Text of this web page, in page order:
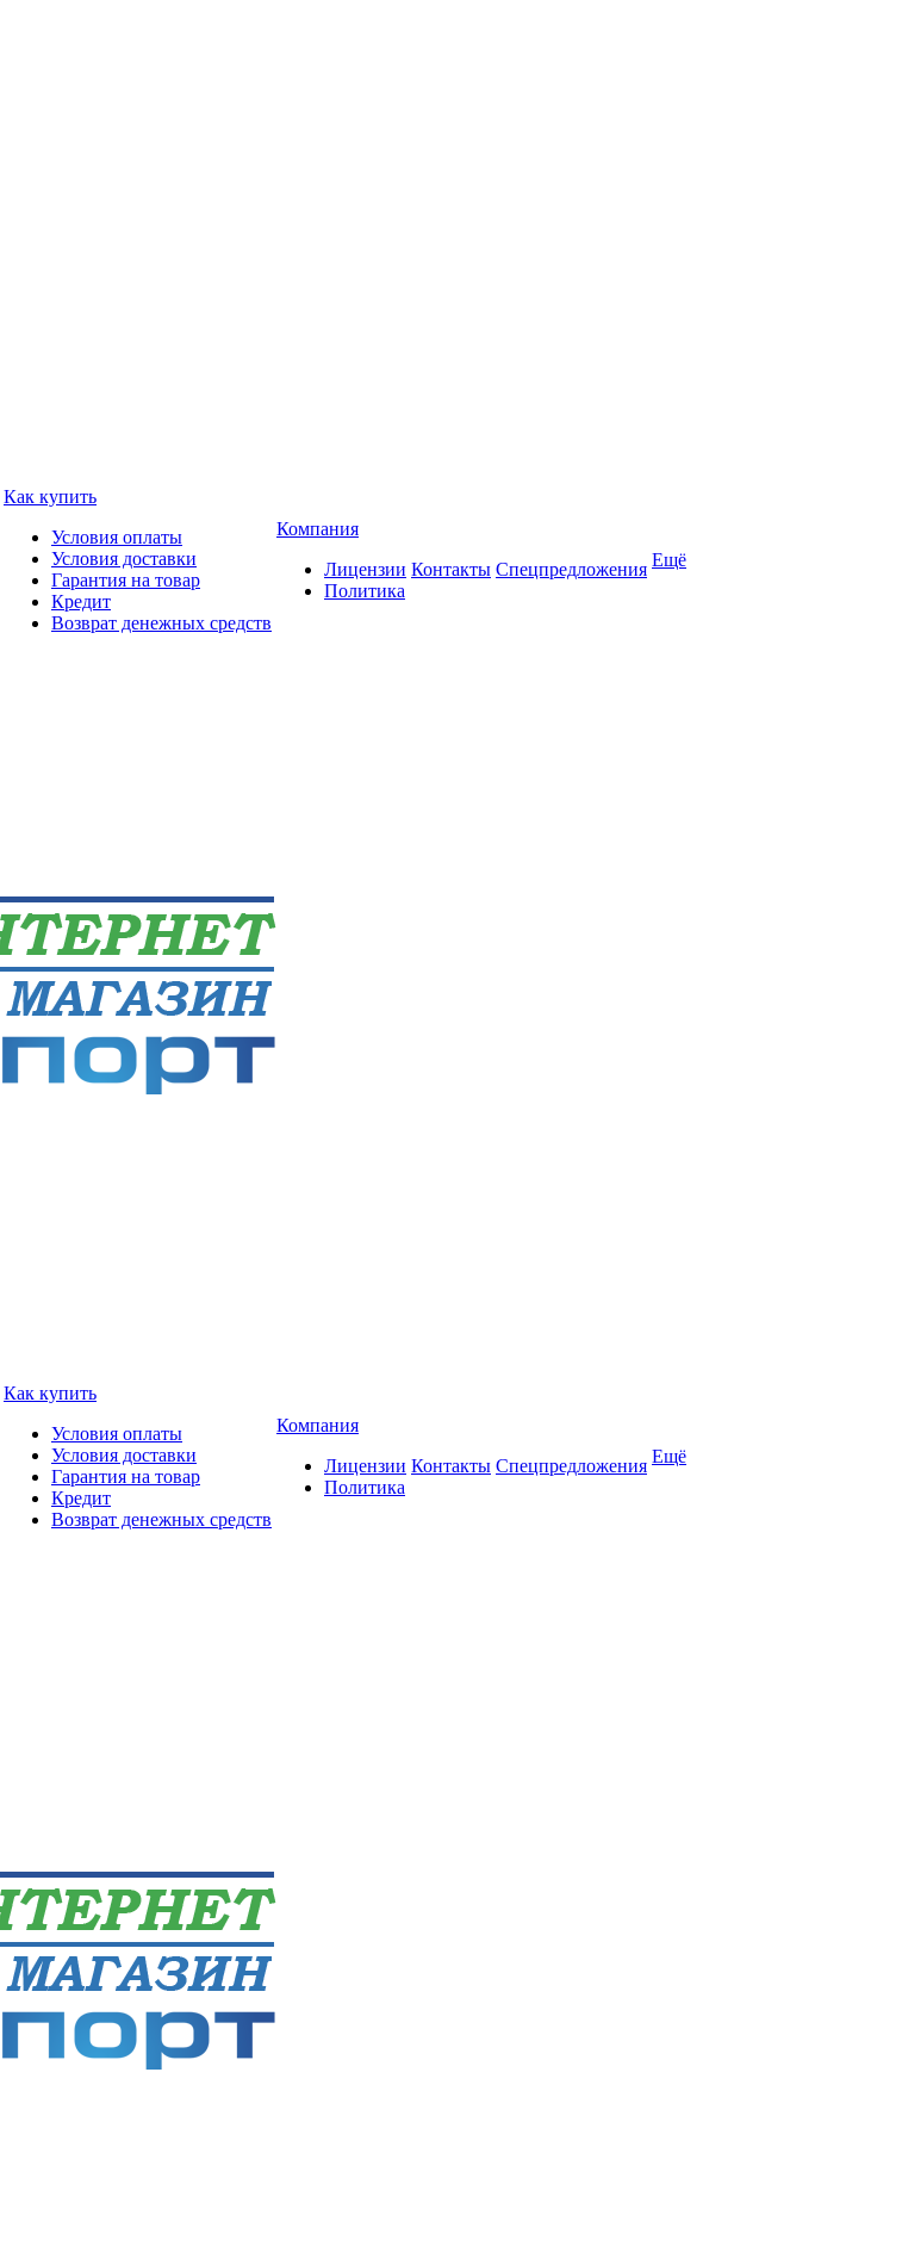
Как купить
Условия оплаты
Условия доставки
Гарантия на товар
Кредит
Возврат денежных средств
Компания
Лицензии
Политика
Контакты Спецпредложения Ещё
Как купить
Условия оплаты
Условия доставки
Гарантия на товар
Кредит
Возврат денежных средств
Компания
Лицензии
Политика
Контакты Спецпредложения Ещё